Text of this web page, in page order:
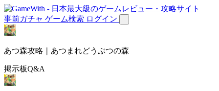
事前ガチャ ゲーム検索 ログイン
あつ森攻略｜あつまれどうぶつの森
掲示板Q&A